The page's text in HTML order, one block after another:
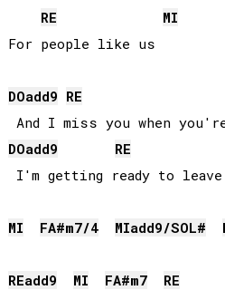
RE
MI
For people like us
DOadd9 RE
DOadd9
RE
I'm getting ready to leave
MI FA#m7/4 MIadd9/SOL#
REadd9 MI FA#m7 RE